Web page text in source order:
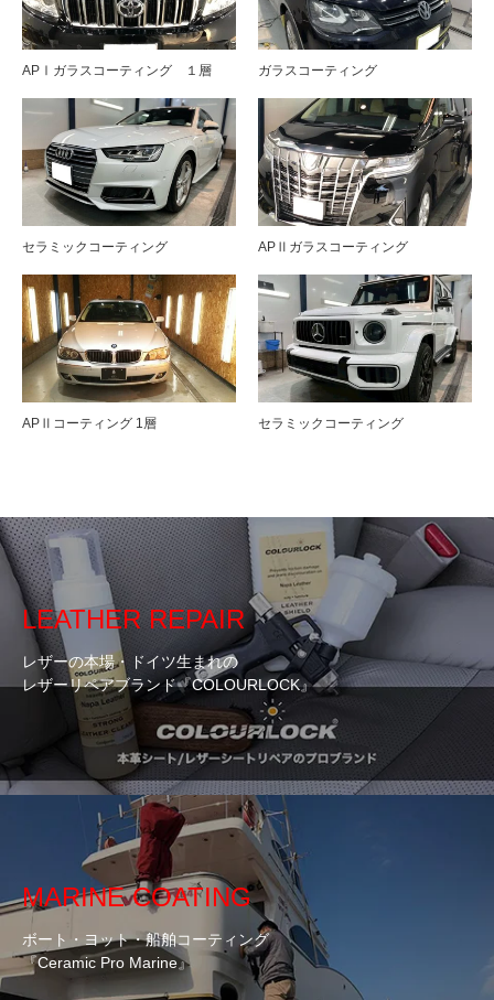
APⅠガラスコーティング １層 ガラスコーティング
セラミックコーティング APⅡガラスコーティング
APⅡコーティング 1層 セラミックコーティング
LEATHER REPAIR
レザーの本場・ドイツ生まれの
レザーリペアブランド『COLOURLOCK』
MARINE COATING
ボート・ヨット・船舶コーティング
『Ceramic Pro Marine』